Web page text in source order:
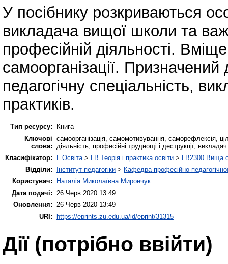
У посібнику розкриваються
викладача вищої школи та
професійній діяльності.
самоорганізації. Призначений
педагогічну спеціальність,
практиків.
Тип ресурсу:
Книга
Ключові
слова:
самоорганізація, самомотивування, саморефлексія,
діяльність, професійні труднощі і деструкції,
Класифікатор:
L Освіта > LB Теорія і практика освіти > LB2300 Вища
Відділи:
Інститут педагогіки > Кафедра професійно-
Користувач:
Наталія Миколаївна Мирончук
Дата подачі:
26 Черв 2020 13:49
Оновлення:
26 Черв 2020 13:49
URI: https://eprints.zu.edu.ua/id/eprint/31315
Дії ​​(потрібно ввійти)